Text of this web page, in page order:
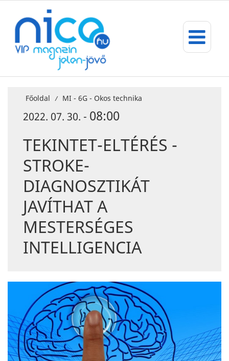
Főoldal / MI - 6G - Okos technika
2022. 07. 30. - 08:00
TEKINTET-ELTÉRÉS -
STROKE-
DIAGNOSZTIKÁT
JAVÍTHAT A
MESTERSÉGES
INTELLIGENCIA